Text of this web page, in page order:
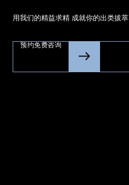
用我们的精益求精 成就你的出类拔萃
预约免费咨询